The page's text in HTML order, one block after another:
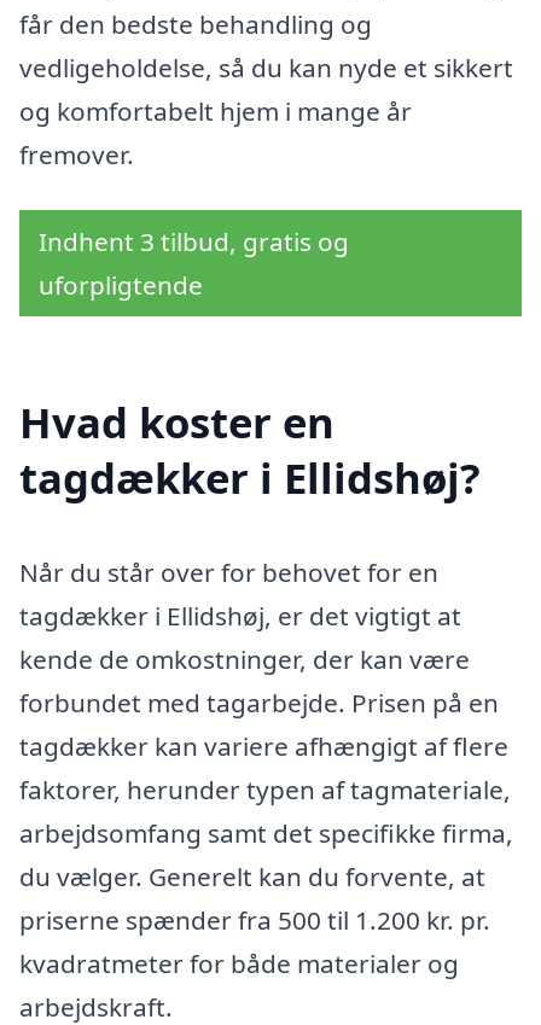
får den bedste behandling og
vedligeholdelse, så du kan nyde et sikkert
og komfortabelt hjem i mange år
fremover.
Indhent 3 tilbud, gratis og
uforpligtende
Hvad koster en
tagdækker i Ellidshøj?
Når du står over for behovet for en
tagdækker i Ellidshøj, er det vigtigt at
kende de omkostninger, der kan være
forbundet med tagarbejde. Prisen på en
tagdækker kan variere afhængigt af flere
faktorer, herunder typen af tagmateriale,
arbejdsomfang samt det specifikke firma,
du vælger. Generelt kan du forvente, at
priserne spænder fra 500 til 1.200 kr. pr.
kvadratmeter for både materialer og
arbejdskraft.